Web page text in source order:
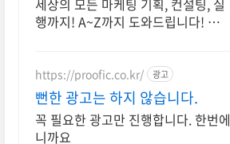
세상의 모든 마케팅 기획, 컨설팅, 실
행까지! A~Z까지 도와드립니다! MK
감사하겠습니다.
https://proofic.co.kr/ 광고
뻔한 광고는 하지 않습니다.
꼭 필요한 광고만 진행합니다. 한번
니까요